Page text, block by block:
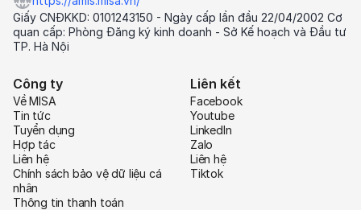
Giấy CNĐKKD: 0101243150 - Ngày cấp lần đầu 22/04/2002 Cơ
quan cấp: Phòng Đăng ký kinh doanh - Sở Kế hoạch và Đầu tư
TP. Hà Nội
Công ty
Về MISA
Tin tức
Tuyển dụng
Hợp tác
Liên hệ
Chính sách bảo vệ dữ liệu cá
nhân
Thông tin thanh toán
Liên kết
Facebook
Youtube
LinkedIn
Zalo
Liên hệ
Tiktok